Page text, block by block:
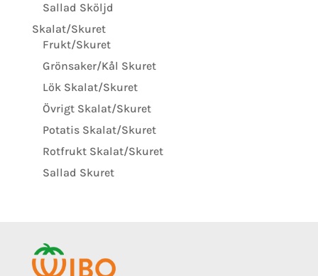
Sallad Sköljd
Skalat/Skuret
Frukt/Skuret
Grönsaker/Kål Skuret
Lök Skalat/Skuret
Övrigt Skalat/Skuret
Potatis Skalat/Skuret
Rotfrukt Skalat/Skuret
Sallad Skuret